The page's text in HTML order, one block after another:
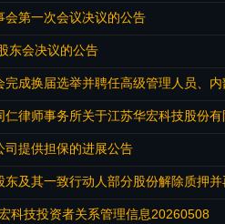
会第一次会议决议的公告
东会决议的公告
完成换届选举并聘任高级管理人员、
仁律师事务所关于江苏华宏科技股份
司提供担保的进展公告
东及其一致行动人部分股份解除质押
科技投资者关系管理信息20260508